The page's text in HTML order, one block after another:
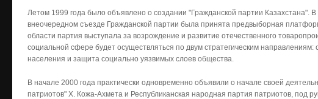
Летом 1999 года было объявлено о создании "Гражданской партии Казахстана". В
внеочередном съезде Гражданской партии была принята предвыборная
области партия выступала за возрождение и развитие отечественного
социальной сфере будет осуществляться по двум стратегическим направлениям:
населения и защита социально уязвимых слоев общества.
В начале 2000 года практически одновременно объявили о начале своей
патриотов" Х. Кожа-Ахмета и Республиканская народная партия патриотов, под